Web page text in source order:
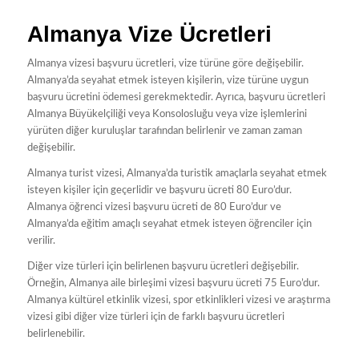
Almanya Vize Ücretleri
Almanya vizesi başvuru ücretleri, vize türüne göre değişebilir.
Almanya’da seyahat etmek isteyen kişilerin, vize türüne uygun
başvuru ücretini ödemesi gerekmektedir. Ayrıca, başvuru ücretleri
Almanya Büyükelçiliği veya Konsolosluğu veya vize işlemlerini
yürüten diğer kuruluşlar tarafından belirlenir ve zaman zaman
değişebilir.
Almanya turist vizesi, Almanya’da turistik amaçlarla seyahat etmek
isteyen kişiler için geçerlidir ve başvuru ücreti 80 Euro’dur.
Almanya öğrenci vizesi başvuru ücreti de 80 Euro’dur ve
Almanya’da eğitim amaçlı seyahat etmek isteyen öğrenciler için
verilir.
Diğer vize türleri için belirlenen başvuru ücretleri değişebilir.
Örneğin, Almanya aile birleşimi vizesi başvuru ücreti 75 Euro’dur.
Almanya kültürel etkinlik vizesi, spor etkinlikleri vizesi ve araştırma
vizesi gibi diğer vize türleri için de farklı başvuru ücretleri
belirlenebilir.